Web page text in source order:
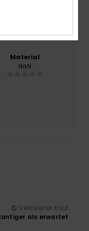
Material
NaN
Verifizierter Kauf
als erwartet